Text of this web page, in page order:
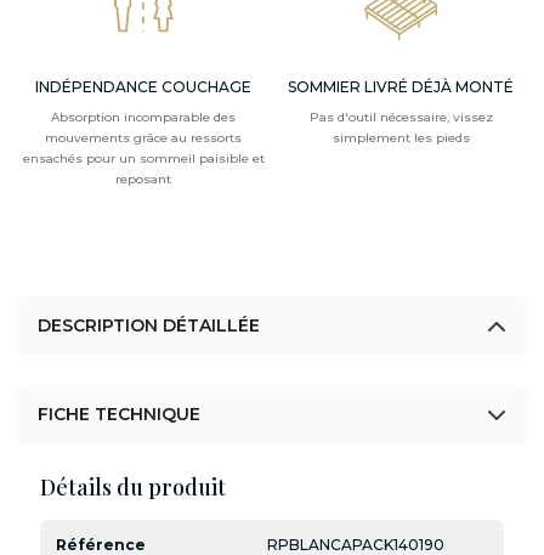
INDÉPENDANCE COUCHAGE
Absorption incomparable des
mouvements grâce au ressorts
ensachés pour un sommeil paisible et
reposant
SOMMIER LIVRÉ DÉJÀ MONTÉ
Pas d'outil nécessaire, vissez
simplement les pieds
DESCRIPTION DÉTAILLÉE
FICHE TECHNIQUE
Détails du produit
Référence RPBLANCAPACK140190